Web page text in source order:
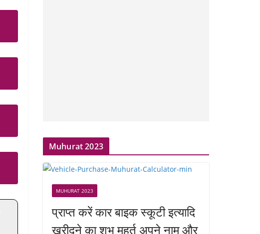
Muhurat 2023
MUHURAT 2023
प्राप्त करें कार बाइक स्कूटी इत्यादि
खरीदने का शुभ मुहूर्त अपने नाम और